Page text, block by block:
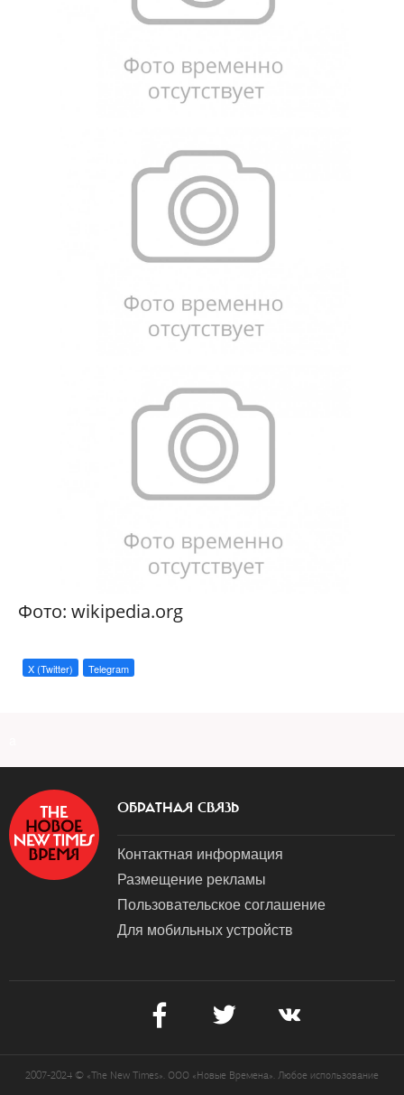
Фото: wikipedia.org
X (Twitter) Telegram
ОБРАТНАЯ СВЯЗЬ
Контактная информация
Размещение рекламы
Пользовательское соглашение
Для мобильных устройств
2007-2024 © «The New Times». ООО «Новые Времена». Любое использование